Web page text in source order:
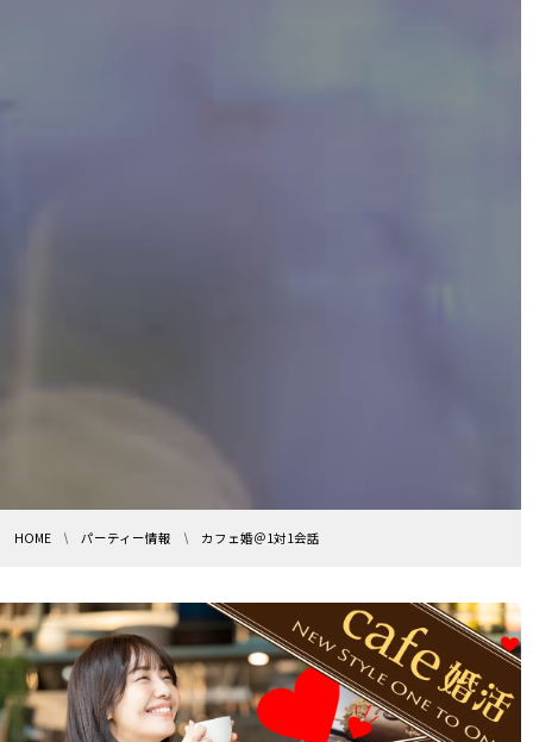
HOME パーティー情報 カフェ婚＠1対1会話